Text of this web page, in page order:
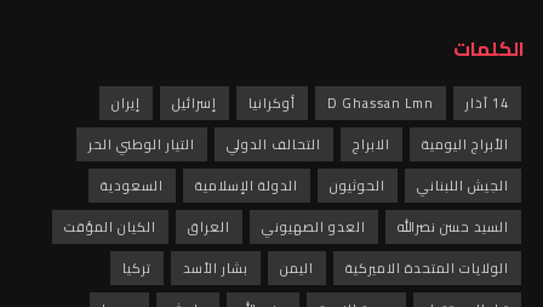
الكلمات
14 آذار D Ghassan Lmn أوكرانيا إسرائيل
إيران
الأبراج اليومية
الابراج التحالف الدولي
التيار الوطني الحر
الجيش اللبناني
الحوثيون الدولة الإسلامية
السعودية
السيد حسن نصرالله
العدو الصهيوني العراق
الكيان المؤقت
الولايات المتحدة الاميركية
اليمن بشار الأسد
تركيا